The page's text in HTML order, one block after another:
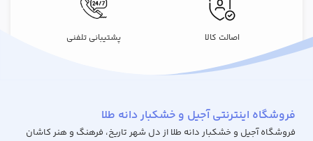
اصالت کالا پشتیبانی تلفنی
فروشگاه اینترنتی آجیل و خشکبار دانه طلا
فروشگاه آجیل و خشکبار دانه طلا از دل شهر تاریخ، فرهنگ و هنر کاشان